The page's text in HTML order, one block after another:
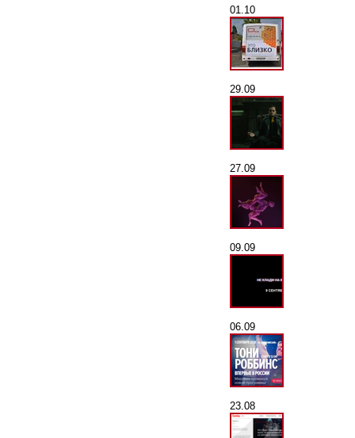
01.10
29.09
27.09
09.09
06.09
23.08